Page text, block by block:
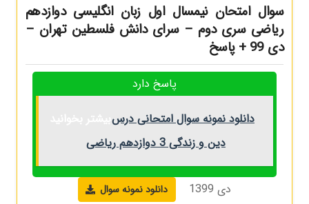
سوال امتحان نیمسال اول زبان انگلیسی دوازدهم
ریاضی سری دوم – سرای دانش فلسطین تهران –
دی 99 + پاسخ
پاسخ دارد
دانلود نمونه سوال امتحانی درس
دین و زندگی 3 دوازدهم ریاضی
دی 1399 دانلود نمونه سوال